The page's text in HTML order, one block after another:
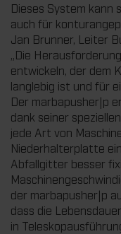
Dieses System kann
auch für
Jan Brunner, Leiter
„Die
entwickeln, der dem
langlebig ist und für
Der marbapusher|p
dank seiner
jede Art von
Niederhalterplatte
Abfallgitter besser
der marbapusher|p
dass die
in